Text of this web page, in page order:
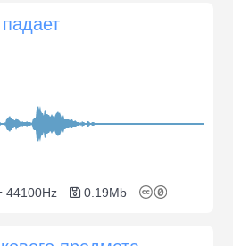
44100Hz 0.19Mb